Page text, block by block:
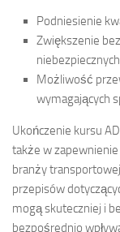
Podniesienie
Zwiększenie
Możliwość
wymagających
Ukończenie kursu
także w
branży
przepisów
mogą skuteczniej i
bezpośrednio